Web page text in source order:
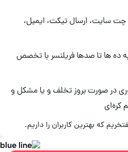
چت سایت، ارسال تیکت، ایمیل،
ده ها تا صدها فریلنسر با تخصص
در صورت بروز تخلف و یا مشکل و
کره‌ای
که بهترین کاربران را داریم.